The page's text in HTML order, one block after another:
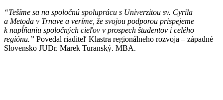
“Tešíme sa na spoločnú spoluprácu s Univerzitou sv. Cyrila
a Metoda v Trnave a veríme, že svojou podporou prispejeme
k napĺňaniu spoločných cieľov v prospech študentov i celého
regiónu.” Povedal riaditeľ Klastra regionálneho rozvoja – západné
Slovensko JUDr. Marek Turanský. MBA.